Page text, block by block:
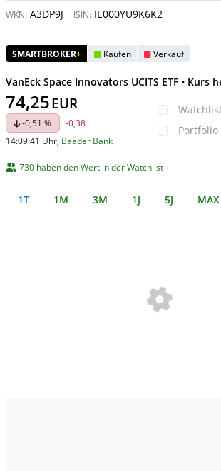
WKN: A3DP9J ISIN: IE000YU9K6K2
SMARTBROKER+ Kaufen Verkauf
VanEck Space Innovators UCITS ETF • Kurs
74,25EUR
-0,51 %
-0,38
14:09:41 Uhr, Baader Bank
Portfolio
730 haben den Wert in der Watchlist
1T 1M 3M 1J 5J MAX